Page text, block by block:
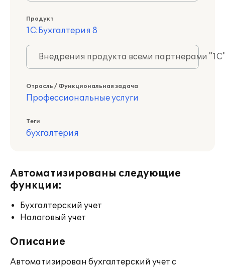
Продукт
1С:Бухгалтерия 8
Внедрения продукта всеми партнерами
Отрасль / Функциональная задача
Профессиональные услуги
Теги
бухгалтерия
Автоматизированы следующие
функции:
Бухгалтерский учет
Налоговый учет
Описание
Автоматизирован бухгалтерский учет с